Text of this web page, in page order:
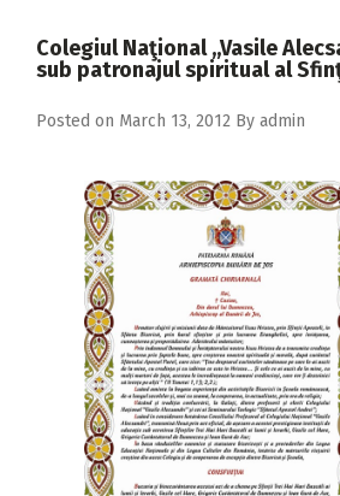
2017
Colegiul Naţional ,,Vasile
sub patronajul spiritual al
Posted on March 13, 2012 By admin